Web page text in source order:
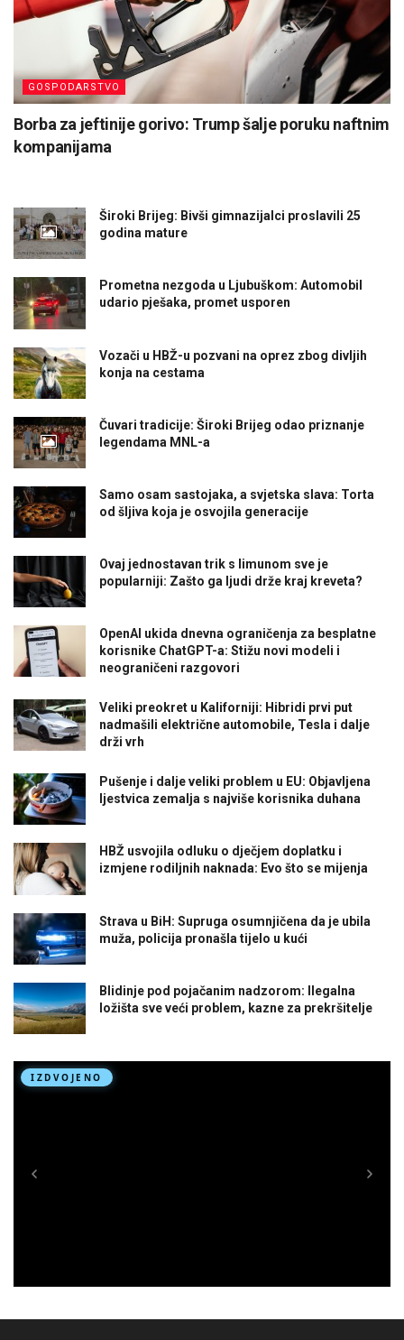
GOSPODARSTVO
Borba za jeftinije gorivo: Trump šalje poruku naftnim
kompanijama
Široki Brijeg: Bivši gimnazijalci proslavili 25
godina mature
Prometna nezgoda u Ljubuškom: Automobil
udario pješaka, promet usporen
Vozači u HBŽ-u pozvani na oprez zbog divljih
konja na cestama
Čuvari tradicije: Široki Brijeg odao priznanje
legendama MNL-a
Samo osam sastojaka, a svjetska slava: Torta
od šljiva koja je osvojila generacije
Ovaj jednostavan trik s limunom sve je
popularniji: Zašto ga ljudi drže kraj kreveta?
OpenAI ukida dnevna ograničenja za besplatne
korisnike ChatGPT-a: Stižu novi modeli i
neograničeni razgovori
Veliki preokret u Kaliforniji: Hibridi prvi put
nadmašili električne automobile, Tesla i dalje
drži vrh
Pušenje i dalje veliki problem u EU: Objavljena
ljestvica zemalja s najviše korisnika duhana
HBŽ usvojila odluku o dječjem doplatku i
izmjene rodiljnih naknada: Evo što se mijenja
Strava u BiH: Supruga osumnjičena da je ubila
muža, policija pronašla tijelo u kući
Blidinje pod pojačanim nadzorom: Ilegalna
ložišta sve veći problem, kazne za prekršitelje